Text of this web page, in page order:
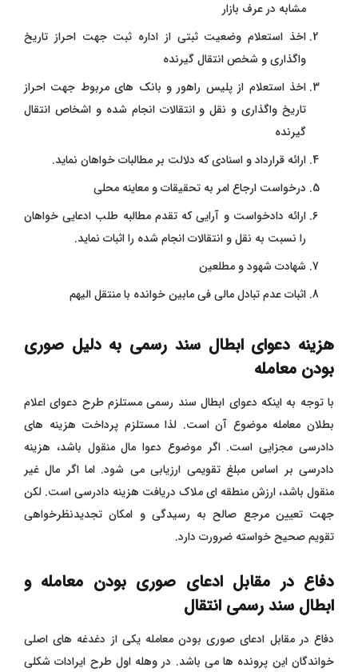
مشابه در عرف بازار
اخذ استعلام وضعیت ثبتی از اداره ثبت جهت احراز تاریخ
واگذاری و شخص انتقال گیرنده
اخذ استعلام از پلیس راهور و بانک های مربوط جهت احراز
تاریخ واگذاری و نقل و انتقالات انجام شده و اشخاص انتقال
گیرنده
ارائه قرارداد و اسنادی که دلالت بر مطالبات خواهان نماید.
درخواست ارجاع امر به تحقیقات و معاینه محلی
ارائه دادخواست و آرایی که تقدم مطالبه طلب ادعایی خواهان
را نسبت به نقل و انتقالات انجام شده را اثبات نماید.
شهادت شهود و مطلعین
اثبات عدم تبادل مالی فی مابین خوانده با منتقل الیهم
هزینه دعوای ابطال سند رسمی به دلیل صوری
بودن معامله
با توجه به اینکه دعوای ابطال سند رسمی مستلزم طرح دعوای اعلام
بطلان معامله موضوع آن است. لذا مستلزم پرداخت هزینه های
دادرسی مجزایی است.اگر موضوع دعوا مال منقول باشد، هزینه
دادرسی بر اساس مبلغ تقویمی ارزیابی می شود. اما اگر مال غیر
منقول باشد، ارزش منطقه ای ملاک دریافت هزینه دادرسی است. لکن
جهت تعیین مرجع صالح به رسیدگی و امکان تجدیدنظرخواهی
تقویم صحیح خواسته ضرورت دارد.
دفاع در مقابل ادعای صوری بودن معامله و
ابطال سند رسمی انتقال
دفاع در مقابل ادعای صوری بودن معامله یکی از دغدغه های اصلی
خواندگان این پرونده ها می باشد. در وهله اول طرح ایرادات شکلی